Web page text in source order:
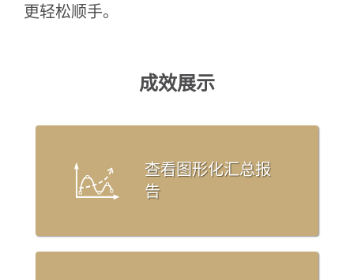
更轻松顺手。
成效展示
查看图形化汇总报
告